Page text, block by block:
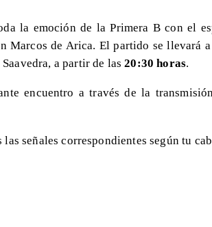
la emoción de la Primera B con el
Marcos de Arica. El partido se llevará
Saavedra, a partir de las20:30 horas.
encuentro a través de la
señales correspondientes según tu